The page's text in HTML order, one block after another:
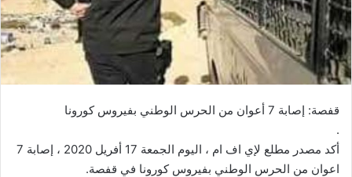
قفصة: إصابة 7 أعوان من الحرس الوطني بفيروس كورونا
.
أكد مصدر مطلع لإي اف ام ، اليوم الجمعة 17 أفريل 2020 ، إصابة 7
اعوان من الحرس الوطني بفيروس كورونا في قفصة.